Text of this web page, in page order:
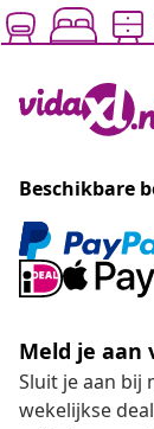
Beschikbare
Meld je aan
Sluit je aan bij
wekelijkse